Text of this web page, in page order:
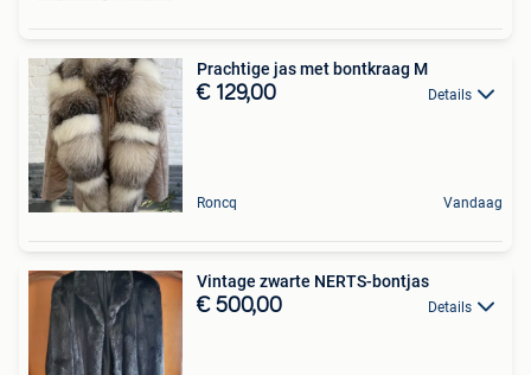
Prachtige jas met bontkraag M
€ 129,00 Details
Roncq Vandaag
Vintage zwarte NERTS-bontjas
€ 500,00 Details